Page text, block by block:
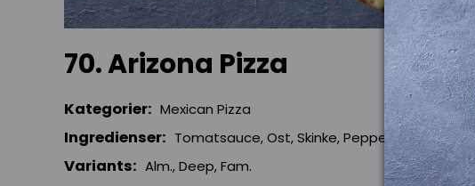
70. Arizona Pizza
Kategorier: Mexican Pizza
Ingredienser: Tomatsauce, Ost, Skinke, Pepperoni, Løg,
Variants: Alm., Deep, Fam.